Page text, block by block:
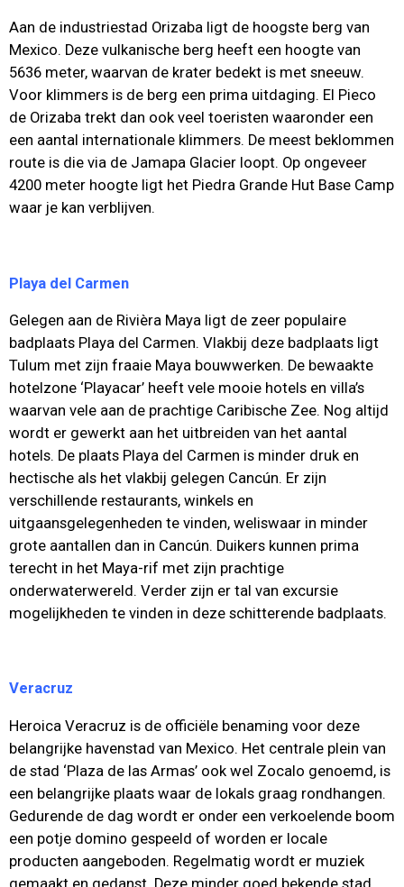
Aan de industriestad Orizaba ligt de hoogste berg van
Mexico. Deze vulkanische berg heeft een hoogte van
5636 meter, waarvan de krater bedekt is met sneeuw.
Voor klimmers is de berg een prima uitdaging. El Pieco
de Orizaba trekt dan ook veel toeristen waaronder een
een aantal internationale klimmers. De meest beklommen
route is die via de Jamapa Glacier loopt. Op ongeveer
4200 meter hoogte ligt het Piedra Grande Hut Base Camp
waar je kan verblijven.
Playa del Carmen
Gelegen aan de Rivièra Maya ligt de zeer populaire
badplaats Playa del Carmen. Vlakbij deze badplaats ligt
Tulum met zijn fraaie Maya bouwwerken. De bewaakte
hotelzone ‘Playacar’ heeft vele mooie hotels en villa’s
waarvan vele aan de prachtige Caribische Zee. Nog altijd
wordt er gewerkt aan het uitbreiden van het aantal
hotels. De plaats Playa del Carmen is minder druk en
hectische als het vlakbij gelegen Cancún. Er zijn
verschillende restaurants, winkels en
uitgaansgelegenheden te vinden, weliswaar in minder
grote aantallen dan in Cancún. Duikers kunnen prima
terecht in het Maya-rif met zijn prachtige
onderwaterwereld. Verder zijn er tal van excursie
mogelijkheden te vinden in deze schitterende badplaats.
Veracruz
Heroica Veracruz is de officiële benaming voor deze
belangrijke havenstad van Mexico. Het centrale plein van
de stad ‘Plaza de las Armas’ ook wel Zocalo genoemd, is
een belangrijke plaats waar de lokals graag rondhangen.
Gedurende de dag wordt er onder een verkoelende boom
een potje domino gespeeld of worden er locale
producten aangeboden. Regelmatig wordt er muziek